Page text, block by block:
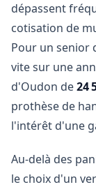
dépassent
cotisation de
Pour un senior
vite sur une
d'Oudon de24
prothèse de
l'intérêt d'une
Au-delà des
le choix d'un